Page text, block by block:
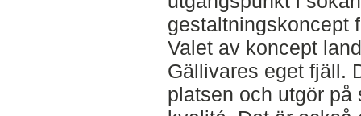
gestaltningskoncept
Valet av koncept
Gällivares eget fjäll.
platsen och utgör